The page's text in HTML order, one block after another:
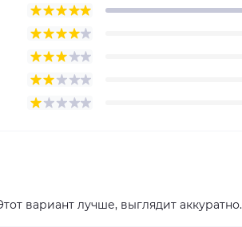
вариант лучше, выглядит аккуратно.